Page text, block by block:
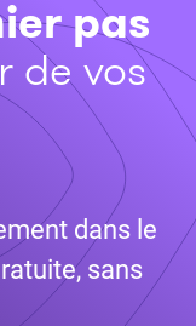
pas
de vos
dans le
sans